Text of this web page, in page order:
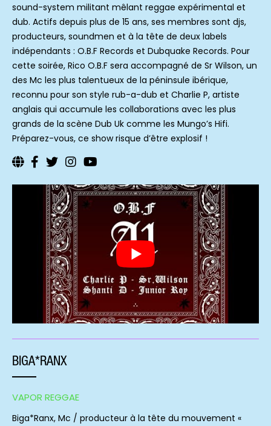
sound-system militant mêlant reggae expérimental et
dub. Actifs depuis plus de 15 ans, ses membres sont djs,
producteurs, soundmen et à la tête de deux labels
indépendants : O.B.F Records et Dubquake Records. Pour
cette soirée, Rico O.B.F sera accompagné de Sr Wilson, un
des Mc les plus talentueux de la péninsule ibérique,
reconnu pour son style rub-a-dub et Charlie P, artiste
anglais qui accumule les collaborations avec les plus
grands de la scène Dub Uk comme les Mungo’s Hifi.
Préparez-vous, ce show risque d’être explosif !
BIGA*RANX
VAPOR REGGAE
Biga*Ranx, Mc / producteur à la tête du mouvement «